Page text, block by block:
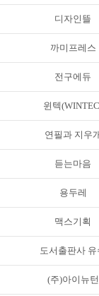
디자인뜰
까미프레스
전구에듀
윈텍
연필과 지우
듣는마음
용두레
맥스기획
도서출판사 유
(주)아이뉴턴